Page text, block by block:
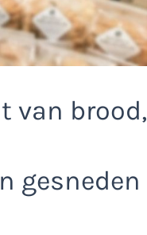
van brood,
gesneden